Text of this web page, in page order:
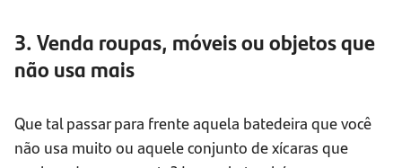
3. Venda roupas, móveis ou objetos que
não usa mais
Que tal passar para frente aquela batedeira que você
não usa muito ou aquele conjunto de xícaras que